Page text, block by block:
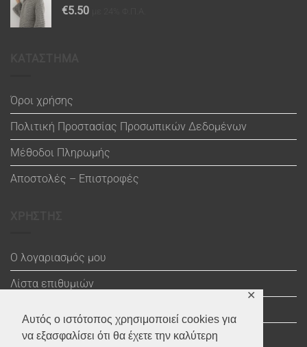
Αυτός ο ιστότοπος χρησιμοποιεί cookies για
να εξασφαλίσει ότι θα έχετε την καλύτερη
✕
€5.50
Όροι χρήσης
Πολιτική Προστασίας Προσωπικών Δεδομένων
Μέθοδοι Πληρωμής
Αποστολές – Επιστροφές
Ο λογαριασμός μου
Λίστα επιθυμιών
Ολοκλήρωση αγοράς